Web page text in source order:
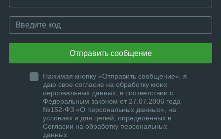
Отправить сообщение
Нажимая кнопку «Отправить сообщение», я
даю свое согласие на обработку моих
персональных данных, в соответствии с
Федеральным законом от 27.07.2006 года
№152-ФЗ «О персональных данных», на
условиях и для целей, определенных в
Согласии на обработку персональных
данных